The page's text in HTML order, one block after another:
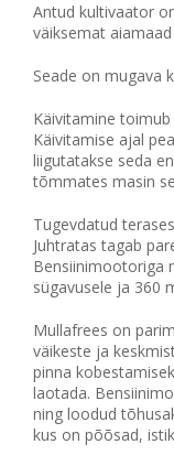
Antud kultivaator
väiksemat aiamaad
Seade on mugava
Käivitamine
Käivitamise ajal
liigutatakse seda
tõmmates masin
Tugevdatud
Juhtratas tagab
Bensiinimootoriga
sügavusele ja 360
Mullafrees on
väikeste ja
pinna
laotada.
ning loodud
kus on põõsad,